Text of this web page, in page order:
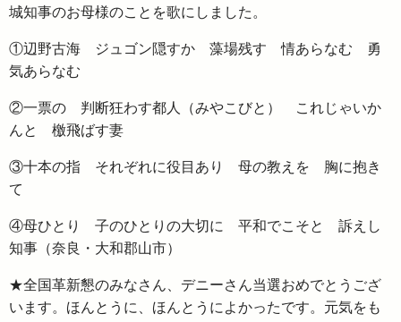
城知事のお母様のことを歌にしました。
①辺野古海 ジュゴン隠すか 藻場残す 情あらなむ 勇
気あらなむ
②一票の 判断狂わす都人（みやこびと） これじゃいか
んと 檄飛ばす妻
③十本の指 それぞれに役目あり 母の教えを 胸に抱き
て
④母ひとり 子のひとりの大切に 平和でこそと 訴えし
知事（奈良・大和郡山市）
★全国革新懇のみなさん、デニーさん当選おめでとうござ
います。ほんとうに、ほんとうによかったです。元気をも